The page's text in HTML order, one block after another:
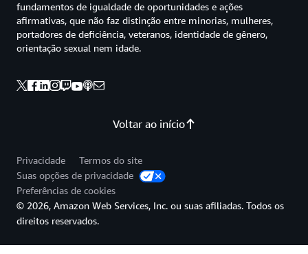
Voltar ao início
fundamentos de igualdade de oportunidades e ações
afirmativas, que não faz distinção entre minorias, mulheres,
portadores de deficiência, veteranos, identidade de gênero,
orientação sexual nem idade.
Privacidade
Termos do site
Suas opções de privacidade
Preferências de cookies
© 2026, Amazon Web Services, Inc. ou suas afiliadas. Todos os
direitos reservados.